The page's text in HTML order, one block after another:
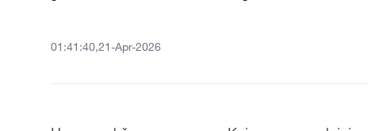
01:41:40,21-Apr-2026